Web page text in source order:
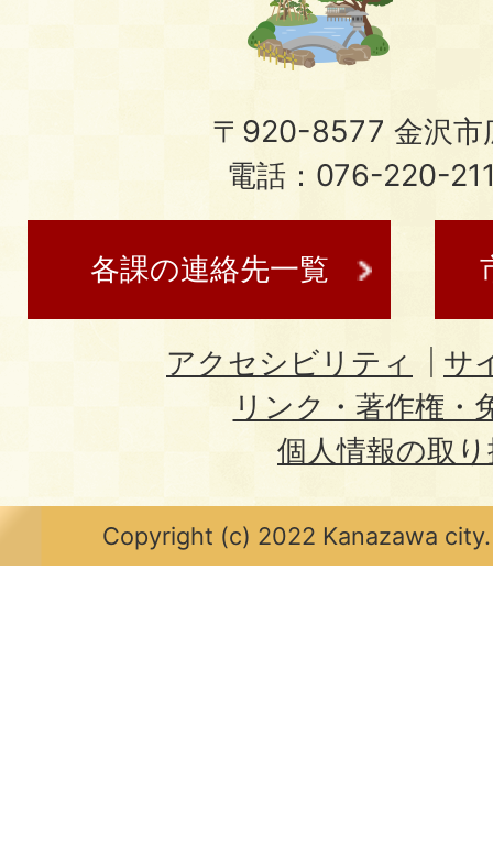
〒920-8577 金沢市
電話：076-220-
各課の連絡先一覧
アクセシビリティ
サ
リンク・著作権・
個人情報の取
Copyright (c) 2022 Kanazawa